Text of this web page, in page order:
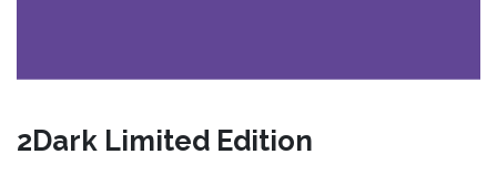
2Dark Limited Edition